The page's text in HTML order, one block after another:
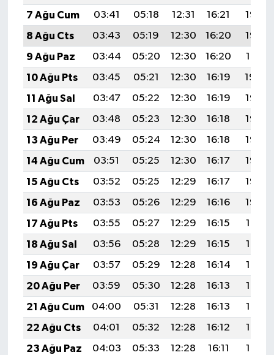
7 Ağu Cum
03:41 05:18 12:31 16:21
19:33
8 Ağu Cts
03:43 05:19 12:30 16:20
19:32
9 Ağu Paz
03:44 05:20 12:30 16:20
19:31
10 Ağu Pts
03:45 05:21 12:30 16:19
19:30
11 Ağu Sal
03:47 05:22 12:30 16:19
19:28
12 Ağu Çar
03:48 05:23 12:30 16:18
19:27
13 Ağu Per
03:49 05:24 12:30 16:18
19:26
14 Ağu Cum
03:51 05:25 12:30 16:17
19:25
15 Ağu Cts
03:52 05:25 12:29 16:17
19:23
16 Ağu Paz
03:53 05:26 12:29 16:16
19:22
17 Ağu Pts
03:55 05:27 12:29 16:15
19:21
18 Ağu Sal
03:56 05:28 12:29 16:15
19:19
19 Ağu Çar
03:57 05:29 12:28 16:14
19:18
20 Ağu Per
03:59 05:30 12:28 16:13
19:16
21 Ağu Cum
04:00 05:31 12:28 16:13
19:15
22 Ağu Cts
04:01 05:32 12:28 16:12
19:14
23 Ağu Paz
04:03 05:33 12:28 16:11
19:12